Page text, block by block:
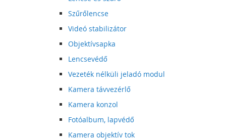
Szűrőlencse
Videó stabilizátor
Objektívsapka
Lencsevédő
Vezeték nélküli jeladó modul
Kamera távvezérlő
Kamera konzol
Fotóalbum, lapvédő
Kamera objektív tok